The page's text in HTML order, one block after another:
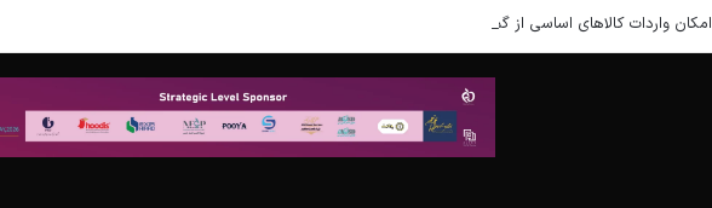
امکان واردات کالاهای اساسی از گمرکات همه استان‌ها فراهم شد.